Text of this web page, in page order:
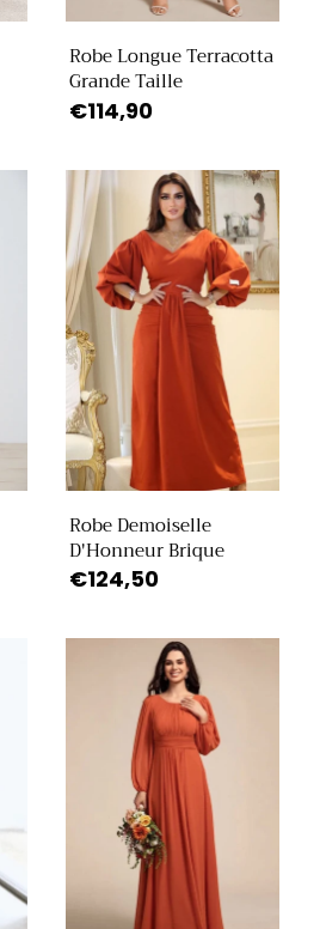
Robe Longue Terracotta
Grande Taille
Prix
€114,90
Robe Demoiselle
D'Honneur Brique
Prix
€124,50